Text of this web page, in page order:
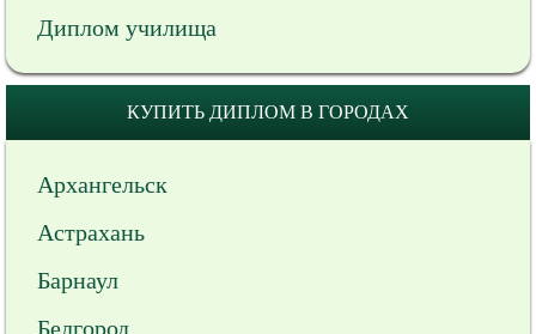
Диплом училища
КУПИТЬ ДИПЛОМ В ГОРОДАХ
Архангельск
Астрахань
Барнаул
Белгород